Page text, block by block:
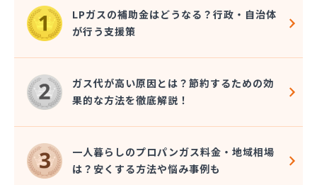
株式会社鬼木商店
株式会社金光商店
株式会社九酸ガス住設
株式会社九酸ガス住設 直方営業所
株式会社九酸ガス住設 北九州営業所
株式会社桑野商会
株式会社光栄ガス家電サービス
株式会社佐々木東商店
株式会社再生エネルギー
株式会社坂田ガス住設
株式会社三 豊
LPガスの補助金はどうなる？行政・自治体
が行う支援策
ガス代が高い原因とは？節約するための効
果的な方法を徹底解説！
一人暮らしのプロパンガス料金・地域相場
は？安くする方法や悩み事例も